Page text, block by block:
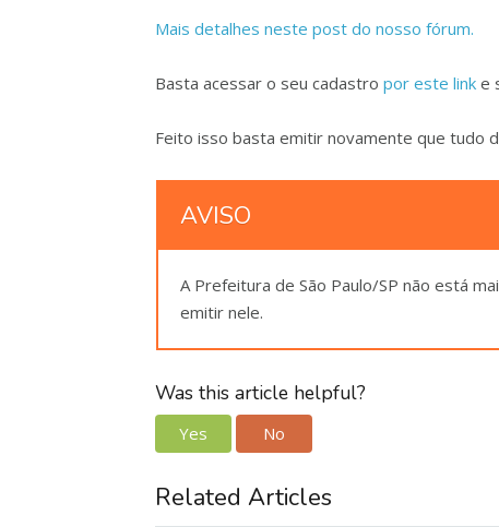
Mais detalhes neste post do nosso fórum.​
Basta acessar o seu cadastro por este link e
Feito isso basta emitir novamente que tudo
AVISO
A Prefeitura de São Paulo/SP não está
emitir nele.
Was this article helpful?
Yes No
Related Articles